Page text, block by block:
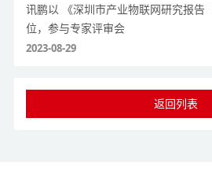
讯鹏以 《深圳市产业物联网研究报告
位，参与专家评审会
2023-08-29
返回列表